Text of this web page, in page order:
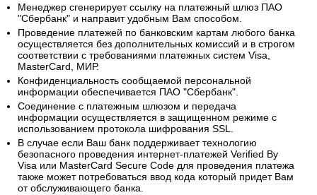
Менеджер сгенерирует ссылку на платежный шлюз ПАО
"Сбербанк" и направит удобным Вам способом.
Проведение платежей по банковским картам любого банка
осуществляется без дополнительных комиссий и в строгом
соответствии с требованиями платежных систем Visa,
MasterCard, МИР.
Конфиденциальность сообщаемой персональной
информации обеспечивается ПАО "Сбербанк".
Соединение с платежным шлюзом и передача
информации осуществляется в защищенном режиме с
использованием протокола шифрования SSL.
В случае если Ваш банк поддерживает технологию
безопасного проведения интернет-платежей Verified By
Visa или MasterCard Secure Code для проведения платежа
также может потребоваться ввод кода который придет Вам
от обслуживающего банка.